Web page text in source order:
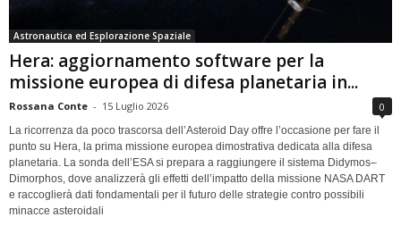
Astronautica ed Esplorazione Spaziale
Hera: aggiornamento software per la
missione europea di difesa planetaria in...
Rossana Conte - 15 Luglio 2026 0
La ricorrenza da poco trascorsa dell’Asteroid Day offre l’occasione per fare il
punto su Hera, la prima missione europea dimostrativa dedicata alla difesa
planetaria. La sonda dell’ESA si prepara a raggiungere il sistema Didymos–
Dimorphos, dove analizzerà gli effetti dell’impatto della missione NASA DART
e raccoglierà dati fondamentali per il futuro delle strategie contro possibili
minacce asteroidali